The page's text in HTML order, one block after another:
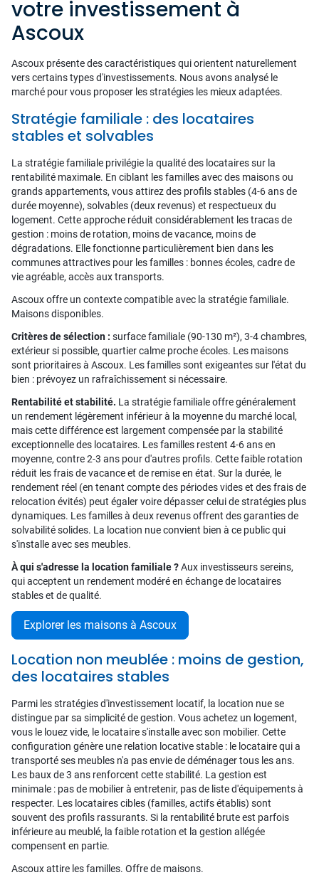
votre investissement à
Ascoux
Ascoux présente des caractéristiques qui orientent naturellement
vers certains types d'investissements. Nous avons analysé le
marché pour vous proposer les stratégies les mieux adaptées.
Stratégie familiale : des locataires
stables et solvables
La stratégie familiale privilégie la qualité des locataires sur la
rentabilité maximale. En ciblant les familles avec des maisons ou
grands appartements, vous attirez des profils stables (4-6 ans de
durée moyenne), solvables (deux revenus) et respectueux du
logement. Cette approche réduit considérablement les tracas de
gestion : moins de rotation, moins de vacance, moins de
dégradations. Elle fonctionne particulièrement bien dans les
communes attractives pour les familles : bonnes écoles, cadre de
vie agréable, accès aux transports.
Ascoux offre un contexte compatible avec la stratégie familiale.
Maisons disponibles.
Critères de sélection : surface familiale (90-130 m²), 3-4 chambres,
extérieur si possible, quartier calme proche écoles. Les maisons
sont prioritaires à Ascoux. Les familles sont exigeantes sur l'état du
bien : prévoyez un rafraîchissement si nécessaire.
Rentabilité et stabilité. La stratégie familiale offre généralement
un rendement légèrement inférieur à la moyenne du marché local,
mais cette différence est largement compensée par la stabilité
exceptionnelle des locataires. Les familles restent 4-6 ans en
moyenne, contre 2-3 ans pour d'autres profils. Cette faible rotation
réduit les frais de vacance et de remise en état. Sur la durée, le
rendement réel (en tenant compte des périodes vides et des frais de
relocation évités) peut égaler voire dépasser celui de stratégies plus
dynamiques. Les familles à deux revenus offrent des garanties de
solvabilité solides. La location nue convient bien à ce public qui
s'installe avec ses meubles.
À qui s'adresse la location familiale ?Aux investisseurs sereins,
qui acceptent un rendement modéré en échange de locataires
stables et de qualité.
Explorer les maisons à Ascoux
Location non meublée : moins de gestion,
des locataires stables
Parmi les stratégies d'investissement locatif, la location nue se
distingue par sa simplicité de gestion. Vous achetez un logement,
vous le louez vide, le locataire s'installe avec son mobilier. Cette
configuration génère une relation locative stable : le locataire qui a
transporté ses meubles n'a pas envie de déménager tous les ans.
Les baux de 3 ans renforcent cette stabilité. La gestion est
minimale : pas de mobilier à entretenir, pas de liste d'équipements à
respecter. Les locataires cibles (familles, actifs établis) sont
souvent des profils rassurants. Si la rentabilité brute est parfois
inférieure au meublé, la faible rotation et la gestion allégée
compensent en partie.
Ascoux attire les familles. Offre de maisons.